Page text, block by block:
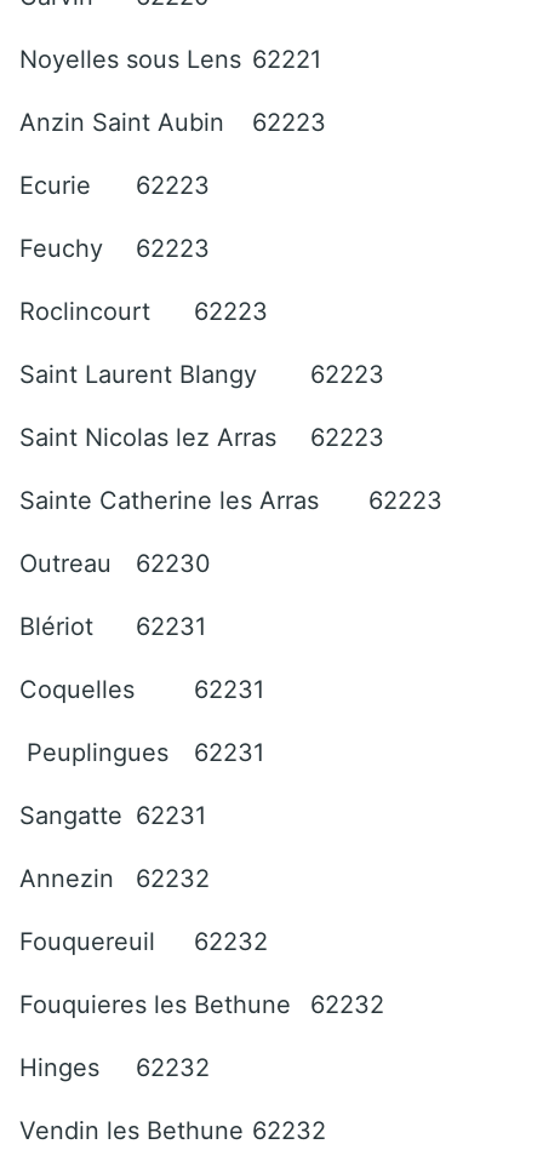
Noyelles sous Lens 62221
Anzin Saint Aubin 62223
Ecurie 62223
Feuchy 62223
Roclincourt 62223
Saint Laurent Blangy 62223
Saint Nicolas lez Arras 62223
Sainte Catherine les Arras 62223
Outreau 62230
Blériot 62231
Coquelles 62231
Peuplingues 62231
Sangatte 62231
Annezin 62232
Fouquereuil 62232
Fouquieres les Bethune 62232
Hinges 62232
Vendin les Bethune 62232